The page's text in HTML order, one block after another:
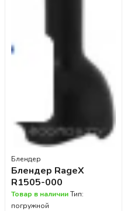
Блендер
Блендер RageX
R1505-000
Товар в наличииТип:
погружной